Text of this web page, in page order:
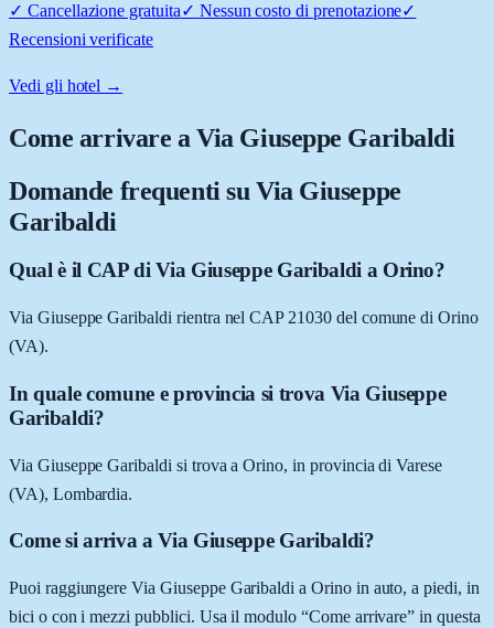
✓ Cancellazione gratuita✓ Nessun costo di prenotazione✓
Recensioni verificate
Vedi gli hotel →
Come arrivare aVia Giuseppe Garibaldi
Domande frequenti su Via Giuseppe
Garibaldi
Qual è il CAP di Via Giuseppe Garibaldi a Orino?
Via Giuseppe Garibaldi rientra nel CAP 21030 del comune di Orino
(VA).
In quale comune e provincia si trova Via Giuseppe
Garibaldi?
Via Giuseppe Garibaldi si trova a Orino, in provincia di Varese
(VA), Lombardia.
Come si arriva a Via Giuseppe Garibaldi?
Puoi raggiungere Via Giuseppe Garibaldi a Orino in auto, a piedi, in
bici o con i mezzi pubblici. Usa il modulo “Come arrivare” in questa